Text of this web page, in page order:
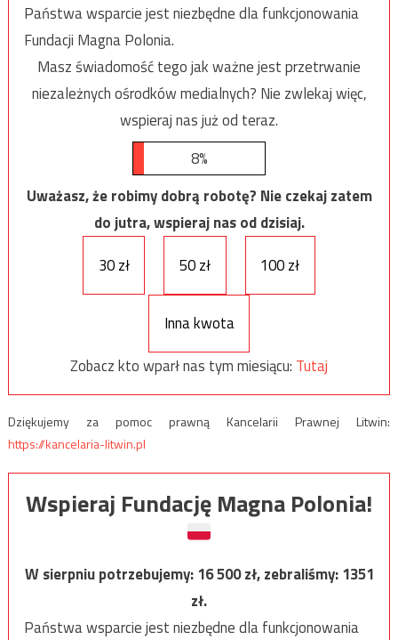
Państwa wsparcie jest niezbędne dla funkcjonowania
Fundacji Magna Polonia.
Masz świadomość tego jak ważne jest przetrwanie
niezależnych ośrodków medialnych? Nie zwlekaj więc,
wspieraj nas już od teraz.
8%
Uważasz, że robimy dobrą robotę? Nie czekaj zatem
do jutra, wspieraj nas od dzisiaj.
30 zł
50 zł 100 zł
Inna kwota
Zobacz kto wparł nas tym miesiącu: Tutaj
Dziękujemy za pomoc prawną Kancelarii Prawnej Litwin:
https://kancelaria-litwin.pl
Wspieraj Fundację Magna Polonia!
W sierpniu potrzebujemy:16 500zł, zebraliśmy:1351
zł.
Państwa wsparcie jest niezbędne dla funkcjonowania